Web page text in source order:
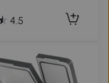
4.5